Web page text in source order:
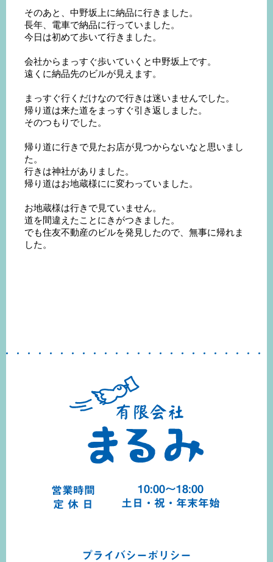
そのあと、中野坂上に納品に行きました。
長年、電車で納品に行っていました。
今日は初めて歩いて行きました。
会社からまっすぐ歩いていくと中野坂上です。
遠くに納品先のビルが見えます。
まっすぐ行くだけなので行きは迷いませんでした。
帰り道は来た道をまっすぐ引き返しました。
そのつもりでした。
帰り道に行きで見たお店が見つからないなと思いまし
た。
行きは神社がありました。
帰り道はお地蔵様にに変わっていました。
お地蔵様は行きで見ていません。
道を間違えたことにきがつきました。
でも住友不動産のビルを発見したので、無事に帰れま
した。
営業時間
10:00～18:00
定 休 日
土日・祝・年末年始
プライバシーポリシー